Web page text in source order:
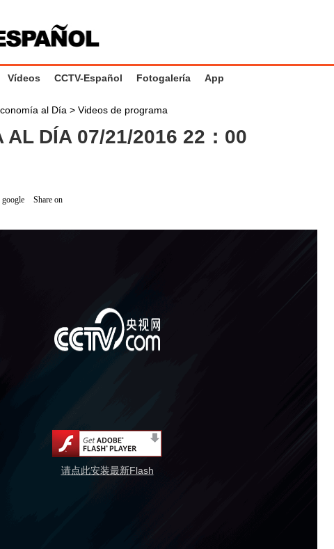
Vídeos CCTV-Español Fotogalería App
al Día > Videos de programa
AL DÍA 07/21/2016 22：00
google
Share on
请点此安装最新Flash